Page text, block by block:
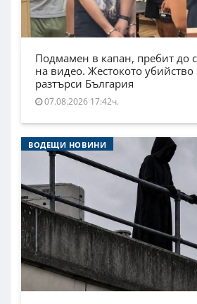
Подмамен в капан, пребит до
на видео. Жестокото убийство
разтърси България
07.08.2026 17:42ч.
ВОДЕЩИ НОВИНИ